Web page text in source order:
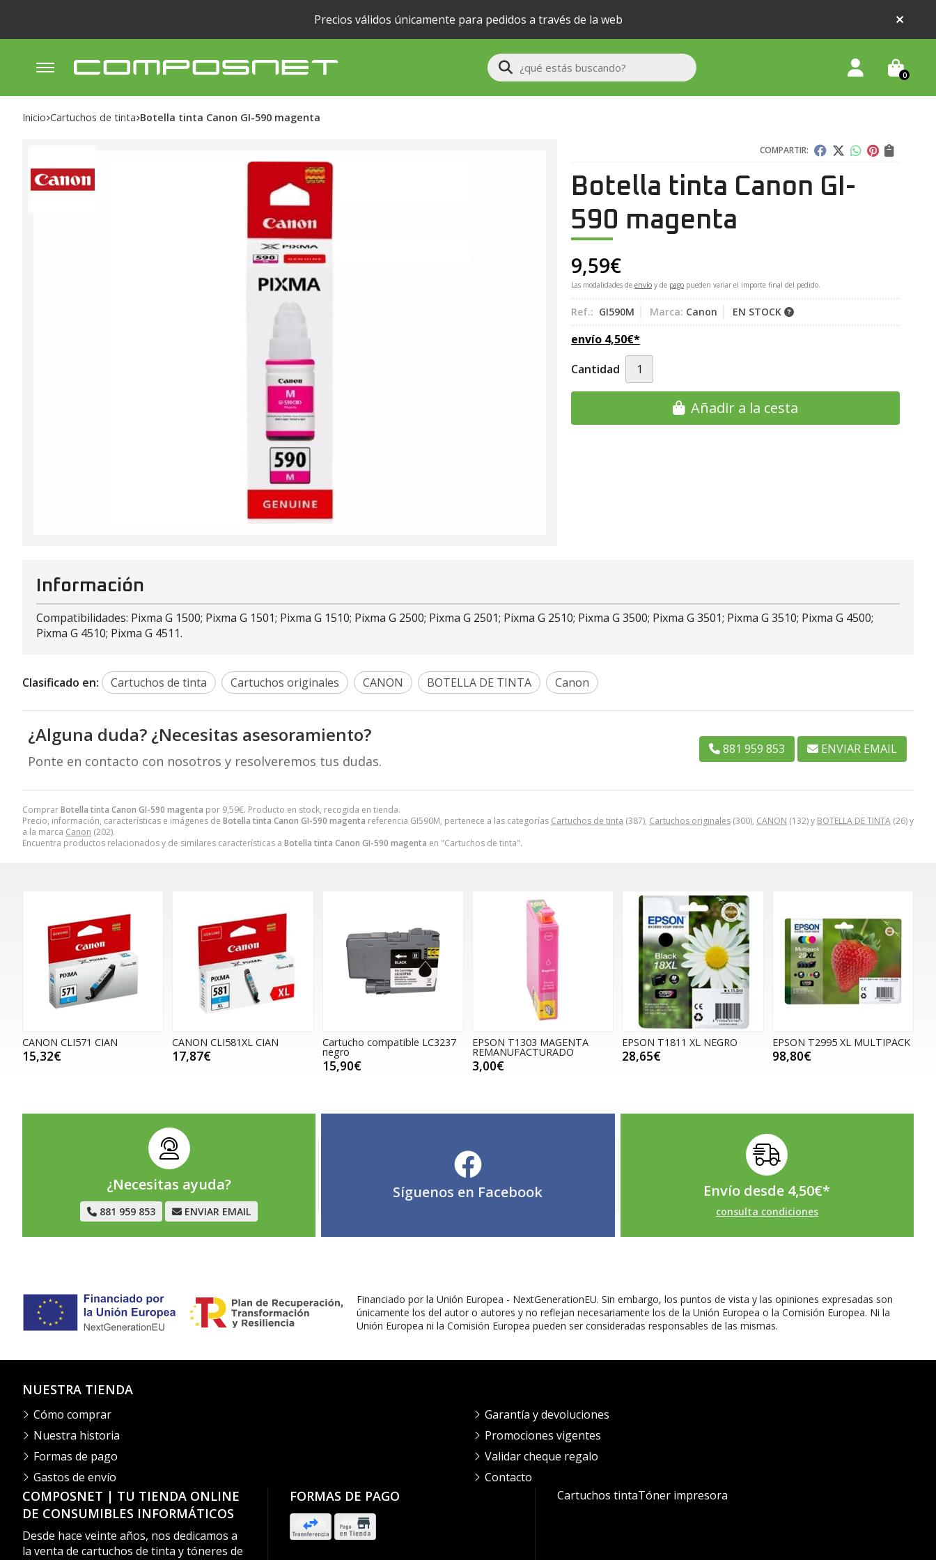
Precios válidos únicamente para pedidos a través de la web
Buscar 0
Inicio cartuchos de tinta Botella tinta Canon GI-590 magenta
COMPARTIR:
Botella tinta Canon GI-
590 magenta
9,59€
Las modalidades de envío y de pago pueden variar el importe final del pedido.
Ref.: GI590M Marca: Canon EN STOCK
envío 4,50€*
Cantidad
Añadir a la cesta
ComprarBotella tinta Canon GI-590 magenta por 9,59€. Producto en stock, recogida en tienda.
Precio, información, características e imágenes de Botella tinta Canon GI-590 magenta referencia GI590M, pertenece a las categorías Cartuchos de tinta (387), Cartuchos originales (300), CANON (132) y BOTELLA DE TINTA (26) y
a la marca Canon (202).
Encuentra productos relacionados y de similares características a Botella tinta Canon GI-590 magenta en "Cartuchos de tinta".
Información
Compatibilidades: Pixma G 1500; Pixma G 1501; Pixma G 1510; Pixma G 2500; Pixma G 2501; Pixma G 2510; Pixma G 3500; Pixma G 3501; Pixma G 3510; Pixma G 4500;
Pixma G 4510; Pixma G 4511.
Clasificado en: Cartuchos de tinta Cartuchos originales CANON BOTELLA DE TINTA Canon
¿Alguna duda? ¿Necesitas asesoramiento?
Ponte en contacto con nosotros y resolveremos tus dudas.
881 959 853 ENVIAR EMAIL
CANON CLI571 CIAN
15,32€
CANON CLI581XL CIAN
17,87€
Cartucho compatible LC3237
negro
15,90€
EPSON T1303 MAGENTA
REMANUFACTURADO
3,00€
EPSON T1811 XL NEGRO
28,65€
EPSON T2995 XL MULTIPACK
98,80€
¿Necesitas ayuda?
881 959 853 ENVIAR EMAIL
Síguenos en Facebook Envío desde 4,50€*
consulta condiciones
Financiado por la Unión Europea - NextGenerationEU. Sin embargo, los puntos de vista y las opiniones expresadas son
únicamente los del autor o autores y no reflejan necesariamente los de la Unión Europea o la Comisión Europea. Ni la
Unión Europea ni la Comisión Europea pueden ser consideradas responsables de las mismas.
COMPOSNET | TU TIENDA ONLINE
DE CONSUMIBLES INFORMÁTICOS
Desde hace veinte años, nos dedicamos a
la venta de cartuchos de tinta y tóneres de
FORMAS DE PAGO
NUESTRA TIENDA
Cómo comprar
Nuestra historia
Formas de pago
Gastos de envío
Garantía y devoluciones
Promociones vigentes
Validar cheque regalo
Contacto
Cartuchos tintaTóner impresora